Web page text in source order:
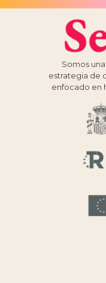
Somos
estrategia de
enfocado en